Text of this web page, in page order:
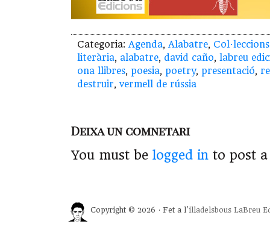
Categoria: Agenda, Alabatre, Col·leccions
literària, alabatre, david caño, labreu
ona llibres, poesia, poetry, presentació,
destruir, vermell de rússia
Deixa un comnetari
You must be logged in to post
Copyright © 2026 · Fet a l'illadelsbous LaBreu